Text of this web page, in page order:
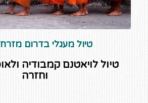
טיול מעגלי בדרום
טיול לויאטנם קמבודיה
וחזרה